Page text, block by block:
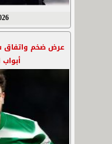
04/
عرض ضخم واتفاق
أبواب